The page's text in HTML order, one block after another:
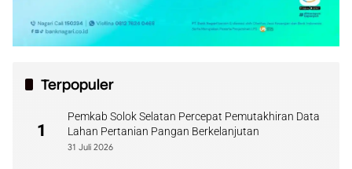
Terpopuler
1
Pemkab Solok Selatan Percepat Pemutakhiran Data
Lahan Pertanian Pangan Berkelanjutan
31 Juli 2026